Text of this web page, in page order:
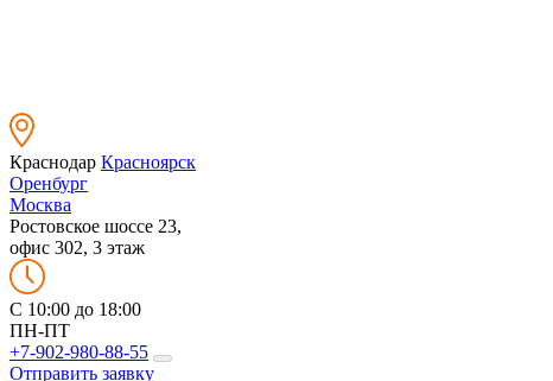
Краснодар Красноярск
Оренбург
Москва
Ростовское шоссе 23,
офис 302, 3 этаж
C 10:00 до 18:00
ПН-ПТ
+7-902-980-88-55
Отправить заявку